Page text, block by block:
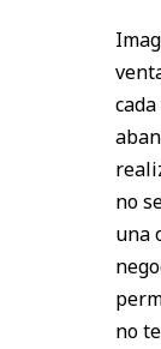
no
una
no